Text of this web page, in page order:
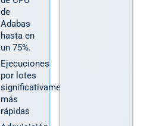
de
Adabas
hasta en
un 75%.
Ejecuciones
por lotes
significativamente
más
rápidas